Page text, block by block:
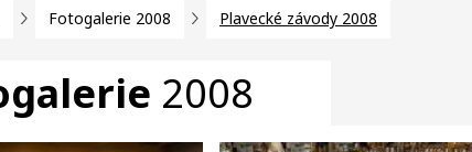
Fotogalerie 2008 Plavecké závody 2008
2008